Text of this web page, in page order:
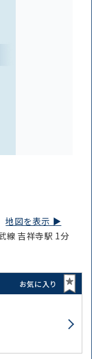
地図を表示 ▶︎
線 吉祥寺駅 1分
お気に入り